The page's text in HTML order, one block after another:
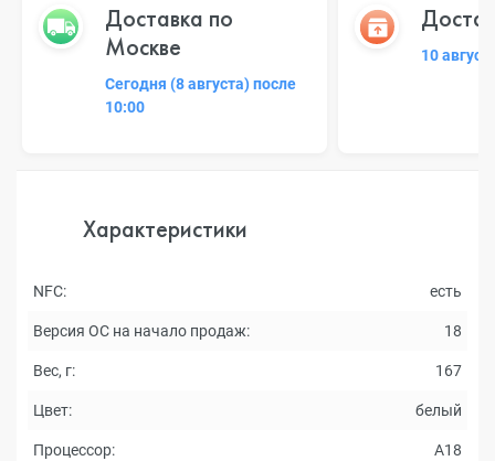
Доставка по
Москве
Сегодня (8 августа) после
10:00
10
Характеристики
NFC: есть
Версия ОС на начало продаж: 18
Вес, г: 167
Цвет: белый
Процессор: A18